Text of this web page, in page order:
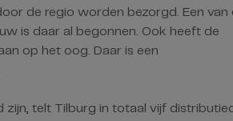
de regio worden bezorgd. Een van
is daar al begonnen. Ook heeft de
op het oog. Daar is een
zijn, telt Tilburg in totaal vijf